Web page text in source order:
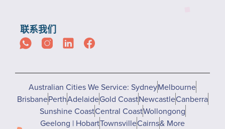
联系我们
Australian Cities We Service: SydneyMelbourne
BrisbanePerthAdelaideGold CoastNewcastleCanberra
Sunshine CoastCentral CoastWollongong
Geelong | HobartTownsvilleCairns& More